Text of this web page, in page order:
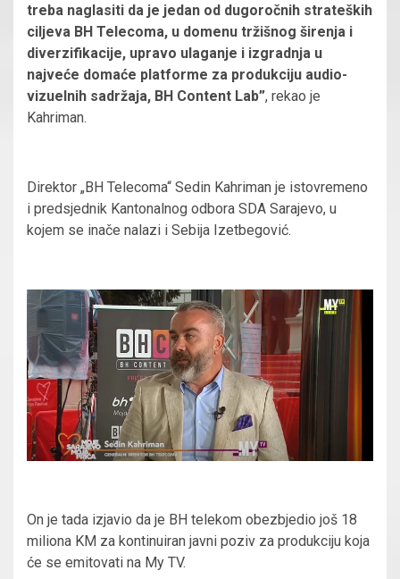
treba naglasiti da je jedan od dugoročnih strateških
ciljeva BH Telecoma, u domenu tržišnog širenja i
diverzifikacije, upravo ulaganje i izgradnja u
najveće domaće platforme za produkciju audio-
vizuelnih sadržaja, BH Content Lab”, rekao je
Kahriman.
Direktor „BH Telecoma“ Sedin Kahriman je istovremeno
i predsjednik Kantonalnog odbora SDA Sarajevo, u
kojem se inače nalazi i Sebija Izetbegović.
On je tada izjavio da je BH telekom obezbjedio još 18
miliona KM za kontinuiran javni poziv za produkciju koja
će se emitovati na My TV.